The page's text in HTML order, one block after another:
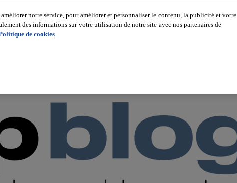
notre service, pour améliorer et personnaliser le contenu, la publicité et votre
des informations sur votre utilisation de notre site avec nos partenaires de
de cookies